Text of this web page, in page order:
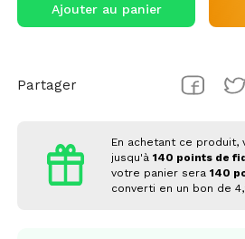
Ajouter au panier
Partager
En achetant ce produit,
jusqu'à140 points de
votre panier sera140
converti en un bon de